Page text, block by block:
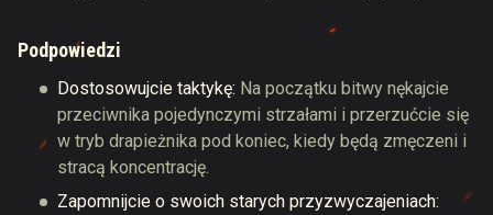
Podpowiedzi
Dostosowujcie taktykę: Na początku bitwy nękajcie
przeciwnika pojedynczymi strzałami i przerzućcie się
w tryb drapieżnika pod koniec, kiedy będą zmęczeni i
stracą koncentrację.
Zapomnijcie o swoich starych przyzwyczajeniach: